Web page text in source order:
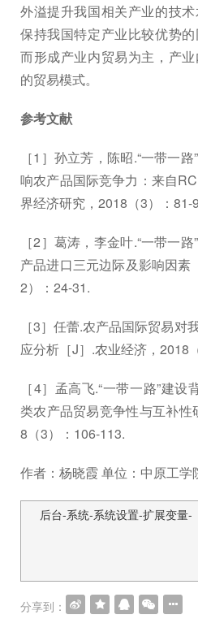
外溢提升我国相关产业的技
保持我国特定产业比较优势
而形成产业内贸易为主，产
的贸易模式。
参考文献
［1］孙立芳，陈昭.“一带一
响农产品国际竞争力：来自
界经济研究，2018（3）：81-
［2］葛涛，李金叶.“一带一
产品进口三元边际及影响因素
2）：24-31.
［3］任蕾.农产品国际贸易对
应分析［J］.农业经济，2018
［4］孟高飞.“一带一路”建
类农产品贸易竞争性与互补性
8（3）：106-113.
作者：杨晓霞 单位：中原工
文
导
航
后台-系统-系统设置-扩展变量-
分享到：